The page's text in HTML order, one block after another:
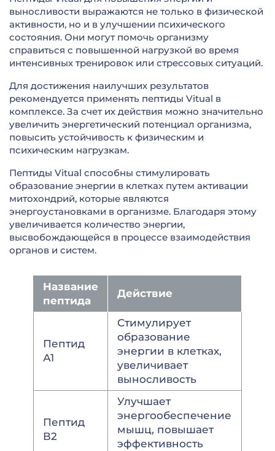
выносливости выражаются не только в физической
активности, но и в улучшении психического
состояния. Они могут помочь организму
справиться с повышенной нагрузкой во время
интенсивных тренировок или стрессовых ситуаций.
Для достижения наилучших результатов
рекомендуется применять пептиды Vitual в
комплексе. За счет их действия можно значительно
увеличить энергетический потенциал организма,
повысить устойчивость к физическим и
психическим нагрузкам.
Пептиды Vitual способны стимулировать
образование энергии в клетках путем активации
митохондрий, которые являются
энергоустановками в организме. Благодаря этому
увеличивается количество энергии,
высвобождающейся в процессе взаимодействия
органов и систем.
Название
пептида
Действие
Пептид
А1
Стимулирует
образование
энергии в клетках,
увеличивает
выносливость
Пептид
В2
Улучшает
энергообеспечение
мышц, повышает
эффективность